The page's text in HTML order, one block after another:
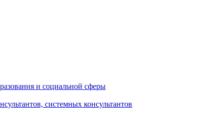
и социальной сферы
системных консультантов